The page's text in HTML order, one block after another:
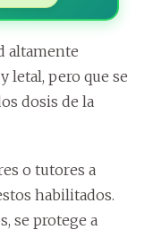
altamente
letal, pero que se
dosis de la
o tutores a
habilitados.
se protege a